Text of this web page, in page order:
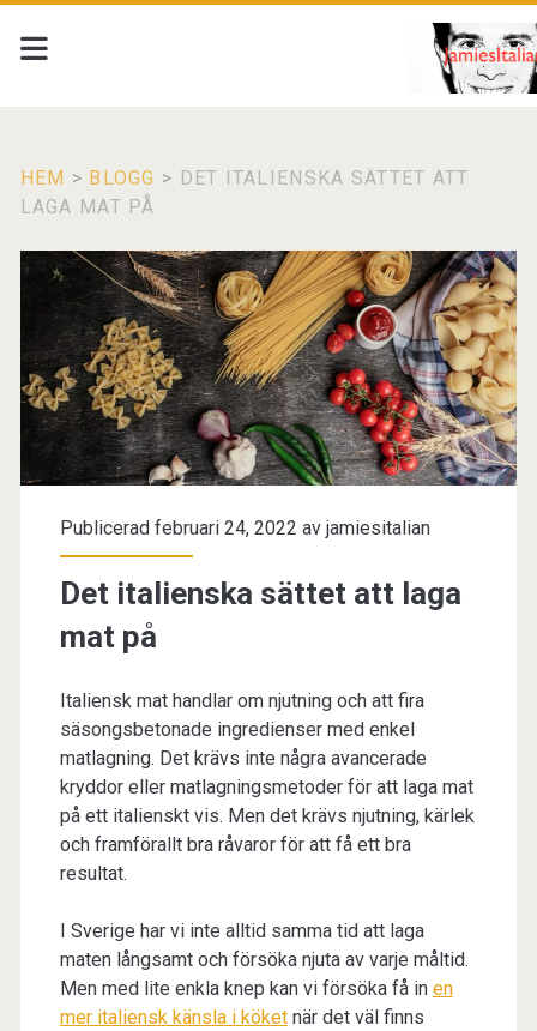
HEM > BLOGG > DET ITALIENSKA SÄTTET ATT
LAGA MAT PÅ
Publicerad februari 24, 2022 av jamiesitalian
Det italienska sättet att laga
mat på
Italiensk mat handlar om njutning och att fira
säsongsbetonade ingredienser med enkel
matlagning. Det krävs inte några avancerade
kryddor eller matlagningsmetoder för att laga mat
på ett italienskt vis. Men det krävs njutning, kärlek
och framförallt bra råvaror för att få ett bra
resultat.
I Sverige har vi inte alltid samma tid att laga
maten långsamt och försöka njuta av varje måltid.
Men med lite enkla knep kan vi försöka få in en
mer italiensk känsla i köketnär det väl finns